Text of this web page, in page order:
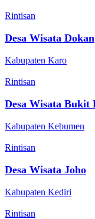
Rintisan
Desa Wisata Dokan
Kabupaten Karo
Rintisan
Desa Wisata Bukit
Kabupaten Kebumen
Rintisan
Desa Wisata Joho
Kabupaten Kediri
Rintisan